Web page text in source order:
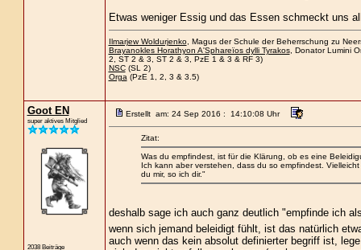
Etwas weniger Essig und das Essen schmeckt uns
Ilmarjew Woldurjenko, Magus der Schule der Beherrschung zu
Brayanokles Horathyon A'Sphareïos dylli Tyrakos, Donator Lumini
2, ST 2 & 3, ST 2 & 3, PzE 1 & 3 & RF 3)
NSC(SL 2)
Orga (PzE 1, 2, 3 & 3.5)
Goot EN
super aktives Mitglied
2038 Beiträge
Erstellt am: 24 Sep 2016 : 14:10:08 Uhr
Zitat:
Was du empfindest, ist für die Klärung, ob es eine
Ich kann aber verstehen, dass du so empfindest.
du mir, so ich dir."
deshalb sage ich auch ganz deutlich "empfinde ich
wenn sich jemand beleidigt fühlt, ist das natürlich
auch wenn das kein absolut definierter begriff ist,